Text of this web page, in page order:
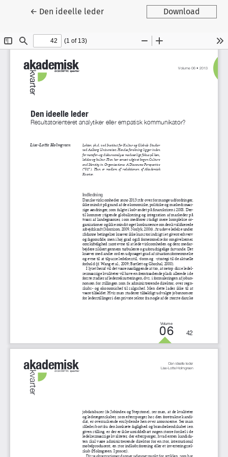
← Tilbage til artikeldetaljer
Den ideelle leder Download